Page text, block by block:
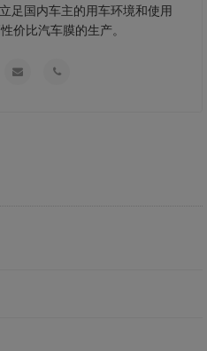
足国内车主的用车环境和使用
价比汽车膜的生产。